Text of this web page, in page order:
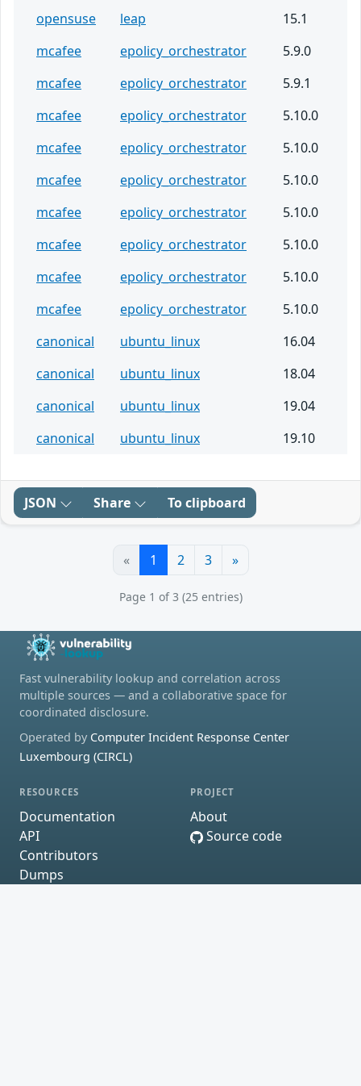
opensuse
leap
15.1
mcafee
epolicy_orchestrator
5.9.0
mcafee
epolicy_orchestrator
5.9.1
mcafee
epolicy_orchestrator
5.10.0
mcafee
epolicy_orchestrator
5.10.0
mcafee
epolicy_orchestrator
5.10.0
mcafee
epolicy_orchestrator
5.10.0
mcafee
epolicy_orchestrator
5.10.0
mcafee
epolicy_orchestrator
5.10.0
mcafee
epolicy_orchestrator
5.10.0
canonical
ubuntu_linux
16.04
canonical
ubuntu_linux
18.04
canonical
ubuntu_linux
19.04
canonical
ubuntu_linux 19.10
JSON Share To clipboard
« 1 2 3 »
Page 1 of 3 (25 entries)
Fast vulnerability lookup and correlation across
multiple sources — and a collaborative space for
coordinated disclosure.
Operated by Computer Incident Response Center
Luxembourg (CIRCL)
RESOURCES
Documentation
API
Contributors
Dumps
PROJECT
About
Source code